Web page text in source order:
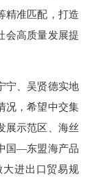
精准匹配，打造
会高质量发展提
、吴贤德实地
况，希望中交集
展示范区、海丝
国—东盟海产品
进出口贸易规